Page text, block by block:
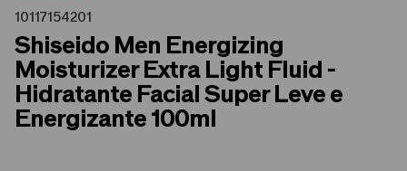
10117154201
Shiseido Men Energizing
Moisturizer Extra Light Fluid -
Hidratante Facial Super Leve e
Energizante 100ml